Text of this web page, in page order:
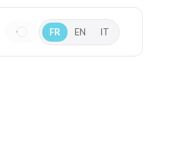
FR EN IT